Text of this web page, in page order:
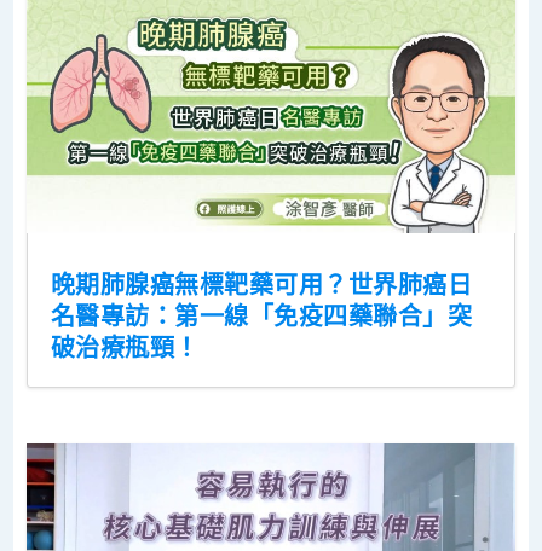
晚期肺腺癌無標靶藥可用？世界肺癌日
名醫專訪：第一線「免疫四藥聯合」突
破治療瓶頸！